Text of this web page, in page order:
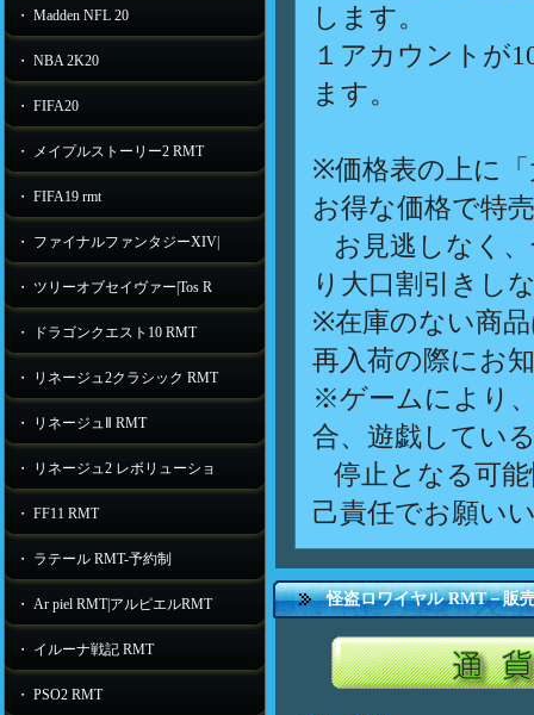
・ Madden NFL 20
・ NBA 2K20
・ FIFA20
・ メイプルストーリー2 RMT
・ FIFA19 rmt
・ ファイナルファンタジーXIV|
・ ツリーオブセイヴァー|Tos R
・ ドラゴンクエスト10 RMT
・ リネージュ2クラシック RMT
・ リネージュⅡ RMT
・ リネージュ2 レボリューショ
・ FF11 RMT
・ ラテール RMT-予約制
・ Ar piel RMT|アルピエルRMT
・ イルーナ戦記 RMT
・ PSO2 RMT
します。
１アカウントが
ます。
※価格表の上に
お得な価格で特
お見逃しなく
り大口割引きし
※在庫のない商
再入荷の際にお
※ゲームにより
合、遊戯してい
停止となる可
己責任でお願い
怪盗ロワイヤル RMT－販